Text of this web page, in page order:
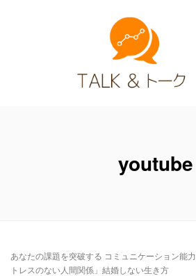
youtube
あなたの課題を突破する コミュニケーション能力
トレスのない人間関係」結婚しない生き方